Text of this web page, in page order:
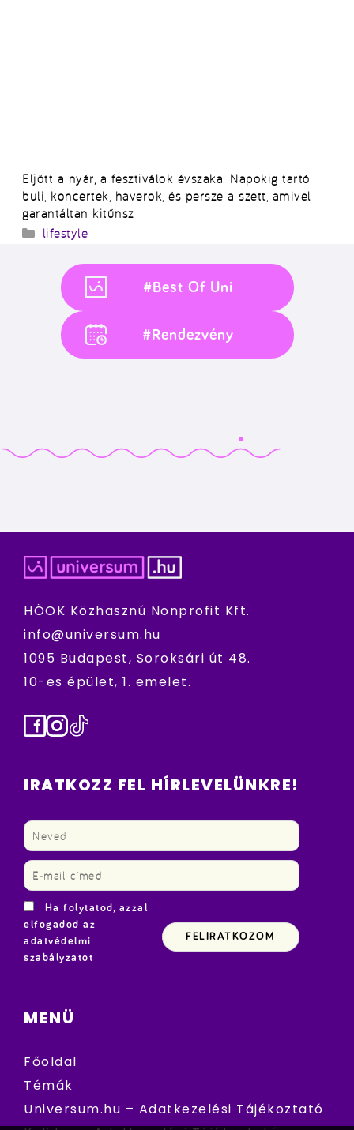
Eljött a nyár, a fesztiválok évszaka! Napokig tartó
buli, koncertek, haverok, és persze a szett, amivel
garantáltan kitűnsz
Kategória
lifestyle
#Best Of Uni
#Rendezvény
HÖOK Közhasznú Nonprofit Kft.
info@universum.hu
1095 Budapest, Soroksári út 48.
10-es épület, 1. emelet.
Facebook
Instagram
TikTok
IRATKOZZ FEL HÍRLEVELÜNKRE!
Ha folytatod, azzal
elfogadod az
adatvédelmi
szabályzatot
MENÜ
Főoldal
Témák
Universum.hu – Adatkezelési Tájékoztató